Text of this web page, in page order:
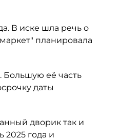
В иске шла речь о
планировала
Большую её часть
даты
дворик так и
года и